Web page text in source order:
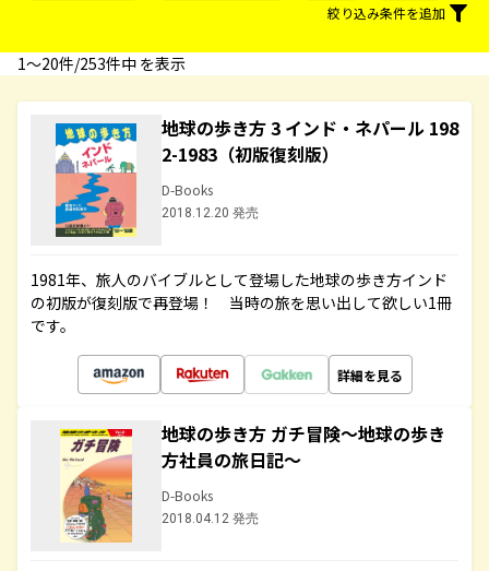
絞り込み条件を追加
1〜20件/253件中 を表示
地球の歩き方 3 インド・ネパール 198
2-1983（初版復刻版）
D-Books
2018.12.20 発売
1981年、旅人のバイブルとして登場した地球の歩き方インド
の初版が復刻版で再登場！ 当時の旅を思い出して欲しい1冊
です。
詳細を見る
地球の歩き方 ガチ冒険～地球の歩き
方社員の旅日記～
D-Books
2018.04.12 発売